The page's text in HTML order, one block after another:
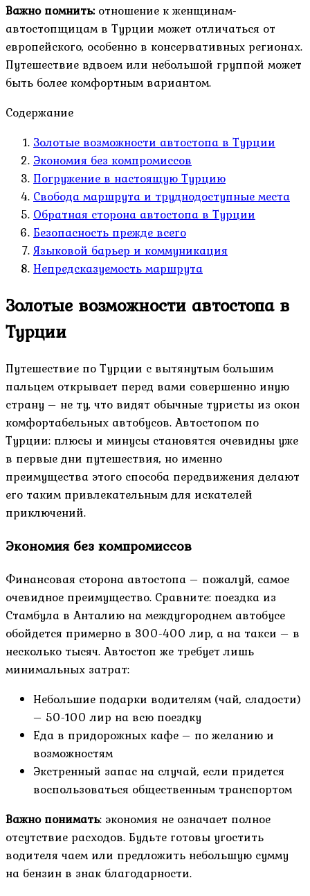
Важно помнить: отношение к женщинам-
автостопщицам в Турции может отличаться от
европейского, особенно в консервативных регионах.
Путешествие вдвоем или небольшой группой может
быть более комфортным вариантом.
Содержание
Золотые возможности автостопа в Турции
Экономия без компромиссов
Погружение в настоящую Турцию
Свобода маршрута и труднодоступные места
Обратная сторона автостопа в Турции
Безопасность прежде всего
Языковой барьер и коммуникация
Непредсказуемость маршрута
Золотые возможности автостопа в
Турции
Путешествие по Турции с вытянутым большим
пальцем открывает перед вами совершенно иную
страну – не ту, что видят обычные туристы из окон
комфортабельных автобусов. Автостопом по
Турции: плюсы и минусы становятся очевидны уже
в первые дни путешествия, но именно
преимущества этого способа передвижения делают
его таким привлекательным для искателей
приключений.
Экономия без компромиссов
Финансовая сторона автостопа – пожалуй, самое
очевидное преимущество. Сравните: поездка из
Стамбула в Анталию на междугороднем автобусе
обойдется примерно в 300-400 лир, а на такси – в
несколько тысяч. Автостоп же требует лишь
минимальных затрат:
Небольшие подарки водителям (чай, сладости)
– 50-100 лир на всю поездку
Еда в придорожных кафе – по желанию и
возможностям
Экстренный запас на случай, если придется
воспользоваться общественным транспортом
Важно понимать: экономия не означает полное
отсутствие расходов. Будьте готовы угостить
водителя чаем или предложить небольшую сумму
на бензин в знак благодарности.